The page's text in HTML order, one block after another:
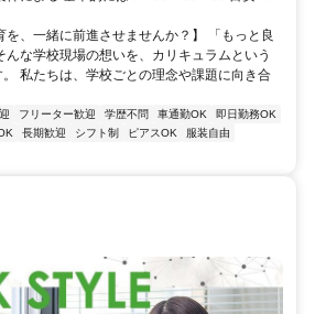
を、一緒に前進させませんか？】 「もっと良
んな学校現場の想いを、カリキュラムという
私たちは、学校ごとの理念や課題に向き合
フリーター歓迎 学歴不問 車通勤OK
即日勤務OK
長期歓迎 シフト制 ピアスOK
服装自由